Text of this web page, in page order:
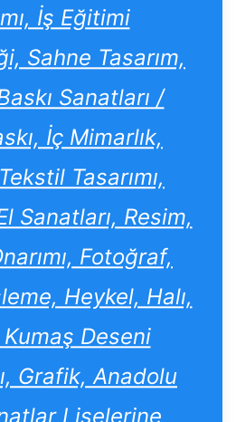
İş Eğitimi
Sahne Tasarım,
Sanatları /
İç Mimarlık,
Tasarımı,
Sanatları, Resim,
Fotoğraf,
Heykel, Halı,
Deseni
Grafik, Anadolu
Liselerine